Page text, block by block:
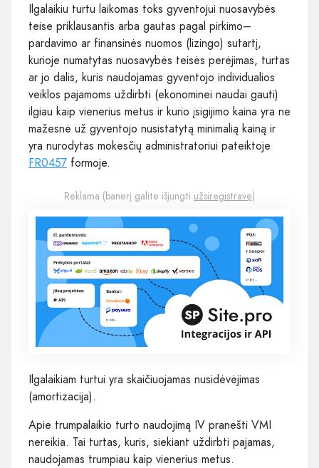
Ilgalaikiu turtu laikomas toks gyventojui nuosavybės
teise priklausantis arba gautas pagal pirkimo–
pardavimo ar finansinės nuomos (lizingo) sutartį,
kurioje numatytas nuosavybės teisės perėjimas, turtas
ar jo dalis, kuris naudojamas gyventojo individualios
veiklos pajamoms uždirbti (ekonominei naudai gauti)
ilgiau kaip vienerius metus ir kurio įsigijimo kaina yra ne
mažesnė už gyventojo nusistatytą minimalią kainą ir
yra nurodytas mokesčių administratoriui pateiktoje
FR0457 formoje.
Reklama (banerį galite išjungti užsiregistravę)
Ilgalaikiam turtui yra skaičiuojamas nusidėvėjimas
(amortizacija).
Apie trumpalaikio turto naudojimą IV pranešti VMI
nereikia. Tai turtas, kuris, siekiant uždirbti pajamas,
naudojamas trumpiau kaip vienerius metus.